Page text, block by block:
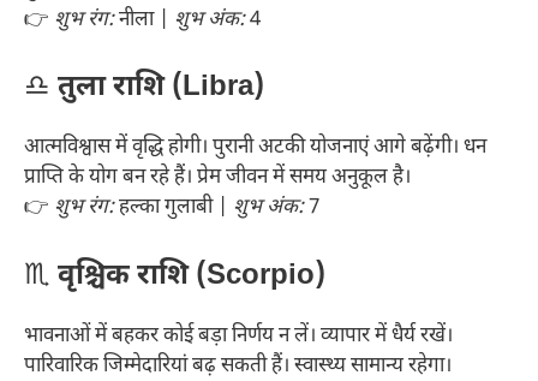
👉 शुभ रंग:नीला | शुभ अंक:4
♎ तुला राशि (Libra)
आत्मविश्वास में वृद्धि होगी। पुरानी अटकी योजनाएं आगे बढ़ेंगी। धन
प्राप्ति के योग बन रहे हैं। प्रेम जीवन में समय अनुकूल है।
👉 शुभ रंग:हल्का गुलाबी | शुभ अंक:7
♏ वृश्चिक राशि (Scorpio)
भावनाओं में बहकर कोई बड़ा निर्णय न लें। व्यापार में धैर्य रखें।
पारिवारिक जिम्मेदारियां बढ़ सकती हैं। स्वास्थ्य सामान्य रहेगा।